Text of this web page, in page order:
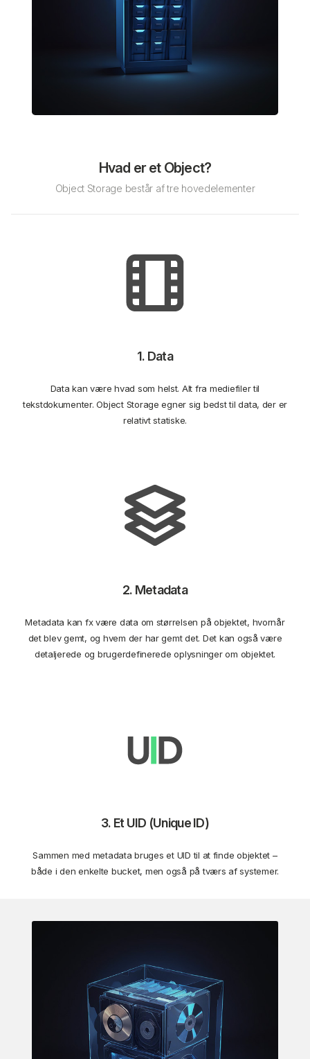
Hvad er et Object?
Object Storage består af tre hovedelementer
1. Data
Data kan være hvad som helst. Alt fra mediefiler til
tekstdokumenter. Object Storage egner sig bedst til data, der er
relativt statiske.
2. Metadata
Metadata kan fx være data om størrelsen på objektet, hvornår
det blev gemt, og hvem der har gemt det. Det kan også være
detaljerede og brugerdefinerede oplysninger om objektet.
3. Et UID (Unique ID)
Sammen med metadata bruges et UID til at finde objektet –
både i den enkelte bucket, men også på tværs af systemer.